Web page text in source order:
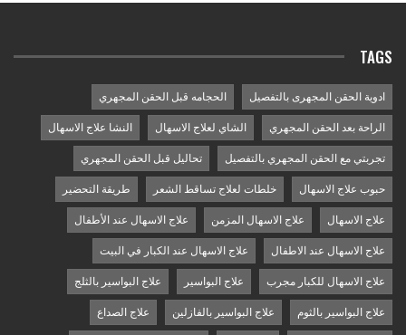
TAGS
ادوية الحقن المجهرى بالتفصيل الحجامه قبل الحقن المجهري
الراحة بعد الحقن المجهري الشاي لعلاج الاسهال النشا علاج الاسهال
تجربتي مع الحقن المجهري بالتفصيل تحاليل قبل الحقن المجهري
حبوب علاج الاسهال خلطات لعلاج تساقط الشعر طريقة التحضير
علاج الاسهال علاج الاسهال المزمن علاج الاسهال عند الأطفال
علاج الاسهال عند الاطفال علاج الاسهال عند الكبار في البيت
علاج الاسهال للكبار مجرب علاج البواسير علاج البواسير بالثلج
علاج البواسير بالثوم علاج البواسير بالفازلين علاج الصداع